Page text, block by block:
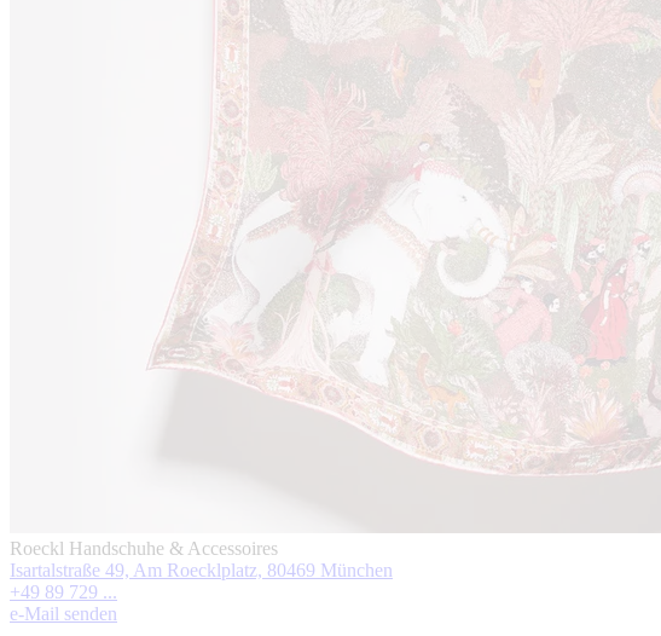
Roeckl Handschuhe & Accessoires
Isartalstraße 49, Am Roecklplatz, 80469 München
+49 89 729 ...
e-Mail senden